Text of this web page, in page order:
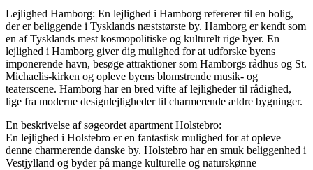
Lejlighed Hamborg: En lejlighed i Hamborg refererer til en bolig,
der er beliggende i Tysklands næststørste by. Hamborg er kendt som
en af ​​Tysklands mest kosmopolitiske og kulturelt rige byer. En
lejlighed i Hamborg giver dig mulighed for at udforske byens
imponerende havn, besøge attraktioner som Hamborgs rådhus og St.
Michaelis-kirken og opleve byens blomstrende musik- og
teaterscene. Hamborg har en bred vifte af lejligheder til rådighed,
lige fra moderne designlejligheder til charmerende ældre bygninger.
En beskrivelse af søgeordet apartment Holstebro:
En lejlighed i Holstebro er en fantastisk mulighed for at opleve
denne charmerende danske by. Holstebro har en smuk beliggenhed i
Vestjylland og byder på mange kulturelle og naturskønne